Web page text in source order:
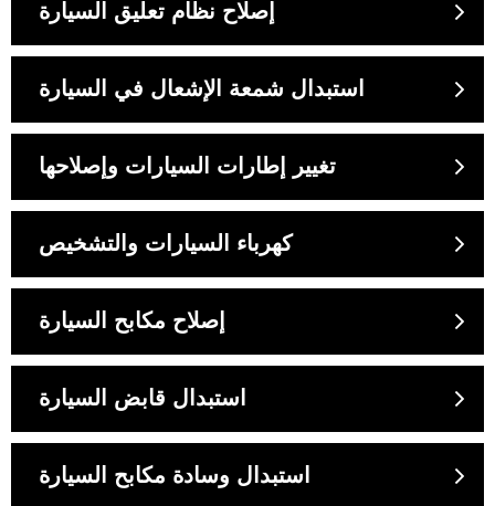
إصلاح نظام تعليق السيارة
استبدال شمعة الإشعال في السيارة
تغيير إطارات السيارات وإصلاحها
كهرباء السيارات والتشخيص
إصلاح مكابح السيارة
استبدال قابض السيارة
استبدال وسادة مكابح السيارة